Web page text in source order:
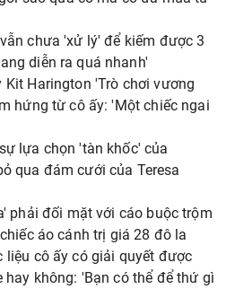
chưa 'xử lý' để kiếm được 3
diễn ra quá nhanh'
Kit Harington 'Trò chơi vương
hứng từ cô ấy: 'Một chiếc ngai
lựa chọn 'tàn khốc' của
qua đám cưới của Teresa
phải đối mặt với cáo buộc trộm
áo cánh trị giá 28 đô la
liệu cô ấy có giải quyết được
hay không: 'Bạn có thể để thứ gì